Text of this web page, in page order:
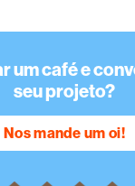
um café e
seu projeto?
Nos mande um oi!